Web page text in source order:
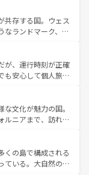
、プロヴァンスの
しみ方が可能だ。さ
ており、どの街角に
なる文化を体験で
情報はコンテンツ一覧
ることがない。ベ
アルプスの絶景、そ
風景は必見。ビール
新着の
てほしい。
共存する国。ウェス
なランドマーク、歴
雅なアフタヌーン
国パブ、サッカー観
豊富。イギリスを旅
が、運行時刻が正確
も安心して個人旅行
ではのユニークな
町歩きも満喫する
物価も高いが、旅行
。 なお、新
参照してほしい。
文化が魅力の国。
ルニアまで、訪れる
グ、エンターテイ
だ。一方、アメリカ
ャニオンやイエロー
くの島で構成される
ている。大自然の神